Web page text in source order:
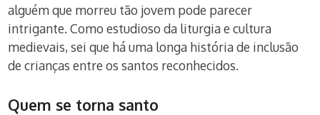
alguém que morreu tão jovem pode parecer
intrigante. Como estudioso da liturgia e cultura
medievais, sei que há uma longa história de inclusão
de crianças entre os santos reconhecidos.
Quem se torna santo